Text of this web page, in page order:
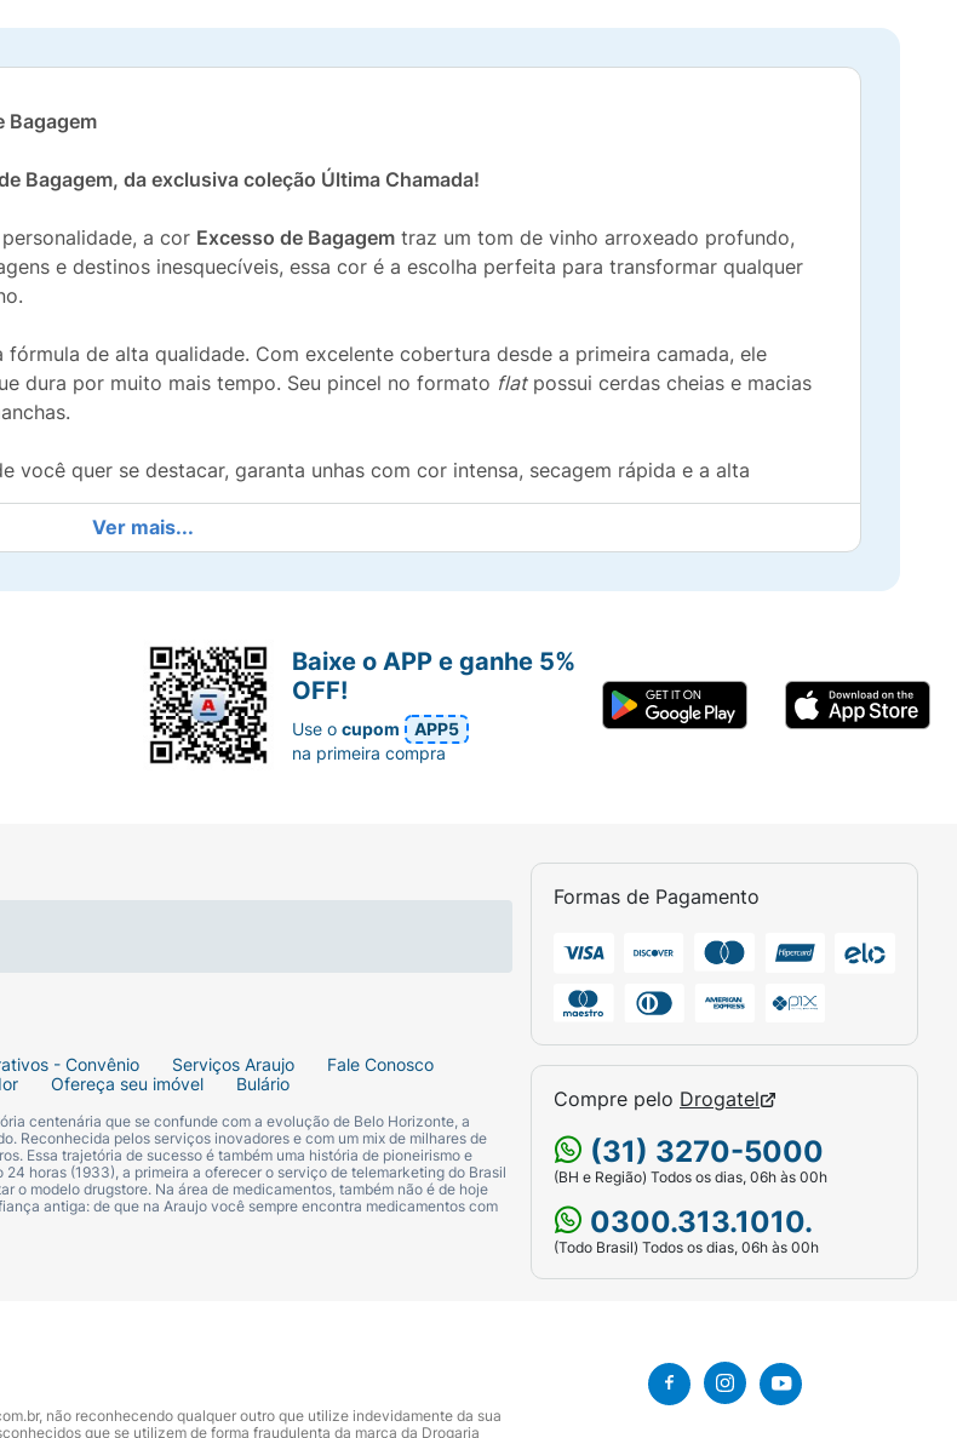
Bagagem
Bagagem, da exclusiva coleção Última Chamada!
a cor Excesso de Bagagem traz um tom de vinho arroxeado profundo,
e destinos inesquecíveis, essa cor é a escolha perfeita para transformar qualquer
de alta qualidade. Com excelente cobertura desde a primeira camada, ele
dura por muito mais tempo. Seu pincel no formato flatpossui cerdas cheias e macias
você quer se destacar, garanta unhas com cor intensa, secagem rápida e a alta
perfeitamente, borrando menos.
constante de extra brilho.
Ver mais...
- Convênio Serviços Araujo
Fale Conosco
Ofereça seu imóvel Bulário
centenária que se confunde com a evolução de Belo Horizonte, a
Reconhecida pelos serviços inovadores e com um mix de milhares de
Essa trajetória de sucesso é também uma história de pioneirismo e
horas (1933), a primeira a oferecer o serviço de telemarketing do Brasil
o modelo drugstore. Na área de medicamentos, também não é de hoje
antiga: de que na Araujo você sempre encontra medicamentos com
Formas de Pagamento
Compre pelo Drogatel
(31) 3270-5000
(BH e Região) Todos os dias, 06h às 00h
0300.313.1010.
(Todo Brasil) Todos os dias, 06h às 00h
Baixe o APP e ganhe 5%
OFF!
Use ocupom
APP5
na primeira compra
não reconhecendo qualquer outro que utilize indevidamente da sua
que se utilizem de forma fraudulenta da marca da Drogaria